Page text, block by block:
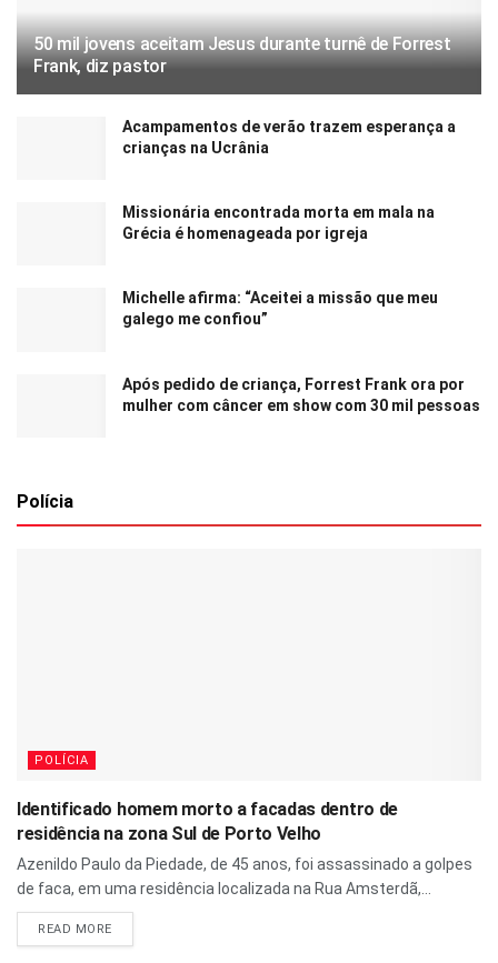
50 mil jovens aceitam Jesus durante turnê de Forrest
Frank, diz pastor
Acampamentos de verão trazem esperança a
crianças na Ucrânia
Missionária encontrada morta em mala na
Grécia é homenageada por igreja
Michelle afirma: “Aceitei a missão que meu
galego me confiou”
Após pedido de criança, Forrest Frank ora por
mulher com câncer em show com 30 mil pessoas
Polícia
POLÍCIA
Identificado homem morto a facadas dentro de
residência na zona Sul de Porto Velho
Azenildo Paulo da Piedade, de 45 anos, foi assassinado a golpes
de faca, em uma residência localizada na Rua Amsterdã,...
READ MORE